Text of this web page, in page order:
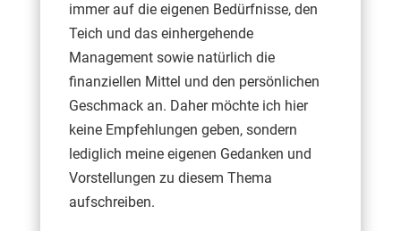
immer auf die eigenen Bedürfnisse, den
Teich und das einhergehende
Management sowie natürlich die
finanziellen Mittel und den persönlichen
Geschmack an. Daher möchte ich hier
keine Empfehlungen geben, sondern
lediglich meine eigenen Gedanken und
Vorstellungen zu diesem Thema
aufschreiben.